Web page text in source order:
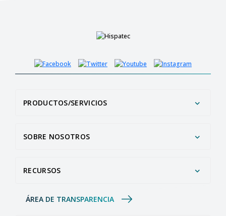
PRODUCTOS/SERVICIOS
SOBRE NOSOTROS
RECURSOS
ÁREA DE TRANSPARENCIA